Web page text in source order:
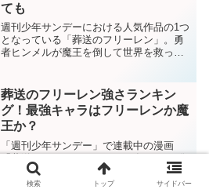
ても
週刊少年サンデーにおける人気作品の1つ
となっている「葬送のフリーレン」。勇
者ヒンメルが魔王を倒して世界を救った
めています。そんな「葬送のフリーレ
ン」ですが、週刊少年サン...
葬送のフリーレン強さランキン
グ！最強キャラはフリーレンか魔
王か？
「週刊少年サンデー」で連載中の漫画
「葬送のフリーレン」。2023年4月5日発
売の「週刊少年サンデー」19号で無期限
の休載が発表されましたが、人気は高い
検索 トップ サイドバー